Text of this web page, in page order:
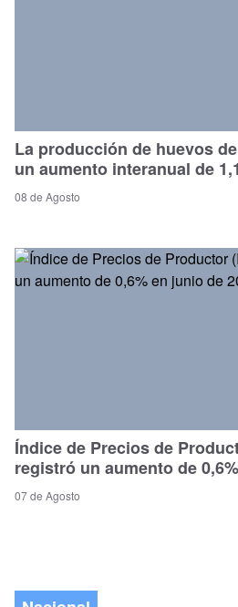
La producción de huevos
un aumento interanual de
08 de Agosto
Índice de Precios de
registró un aumento de
07 de Agosto